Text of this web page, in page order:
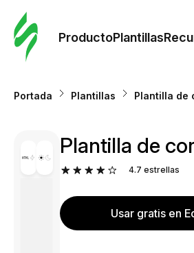
ProductoPlantillas
Portada Plantillas Plantilla de
Plantilla de
4.7 estrellas
Usar gratis en